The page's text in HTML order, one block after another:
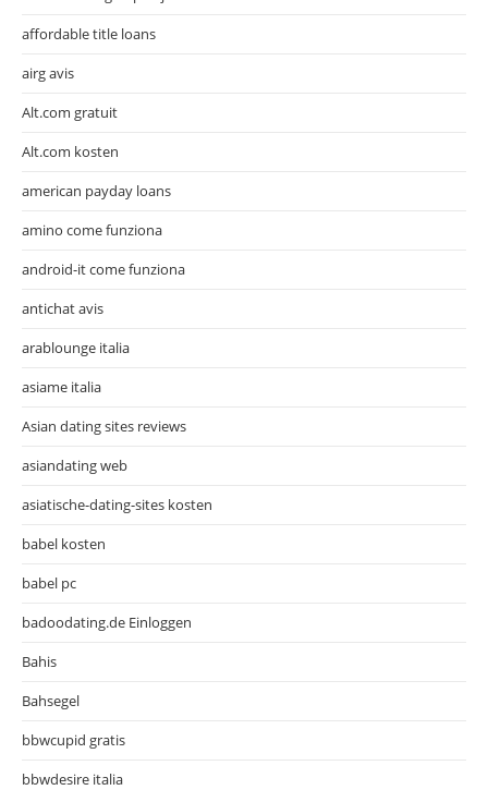
affordable title loans
airg avis
Alt.com gratuit
Alt.com kosten
american payday loans
amino come funziona
android-it come funziona
antichat avis
arablounge italia
asiame italia
Asian dating sites reviews
asiandating web
asiatische-dating-sites kosten
babel kosten
babel pc
badoodating.de Einloggen
Bahis
Bahsegel
bbwcupid gratis
bbwdesire italia